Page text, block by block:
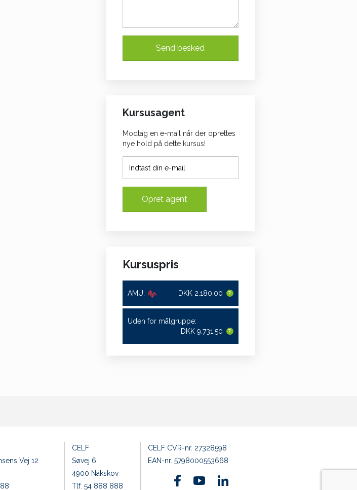
Send besked
Kursusagent
Modtag en e-mail når der oprettes
nye hold på dette kursus!
Opret agent
Kursuspris
AMU: DKK 2.180,00
Uden for målgruppe:
DKK 9.731,50
Vej 12
CELF
Søvej 6
4900 Nakskov
Tlf. 54 888 888
CELF CVR-nr. 27328598
EAN-nr. 5798000553668